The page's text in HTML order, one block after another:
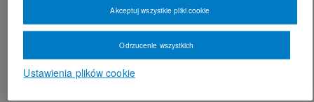
Ustawienia plików cookie
Odrzucenie wszystkich
Akceptuj wszystkie pliki cookie